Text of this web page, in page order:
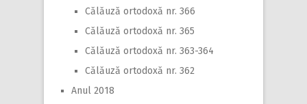
Călăuză ortodoxă nr. 366
Călăuză ortodoxă nr. 365
Călăuză ortodoxă nr. 363-364
Călăuză ortodoxă nr. 362
Anul 2018